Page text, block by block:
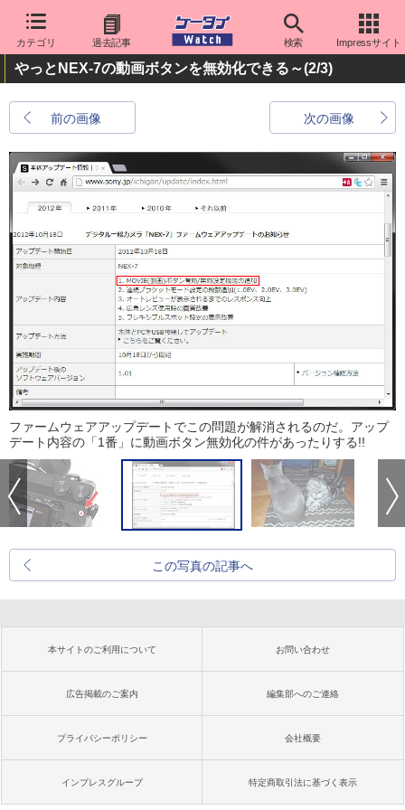
カテゴリ 過去記事 検索 Impressサイト
やっとNEX-7の動画ボタンを無効化できる～(2/3)
前の画像 次の画像
ファームウェアアップデートでこの問題が解消されるのだ。アップ
デート内容の「1番」に動画ボタン無効化の件があったりする!!
この写真の記事へ
本サイトのご利用について お問い合わせ
広告掲載のご案内 編集部へのご連絡
プライバシーポリシー 会社概要
インプレスグループ 特定商取引法に基づく表示